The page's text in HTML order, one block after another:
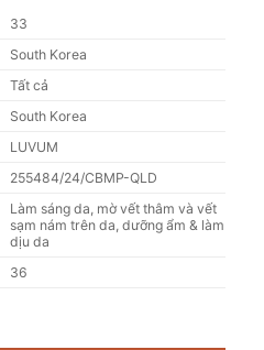
33
South Korea
Tất cả
South Korea
LUVUM
255484/24/CBMP-QLD
Làm sáng da, mờ vết thâm và vết
sạm nám trên da, dưỡng ẩm & làm
dịu da
36
Afterglow Yuja Gel Mask